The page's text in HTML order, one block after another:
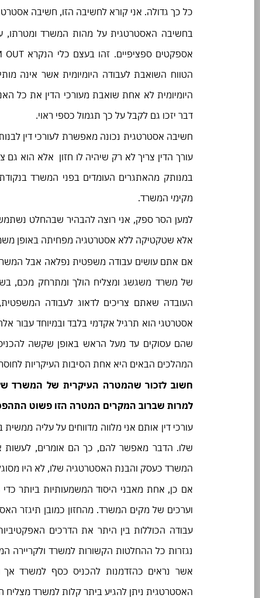
כל כך גדולה. אני קורא לחשיבה הזו, חשיבה
בחשיבה האסטרטגית על מהות המשרד ומטרתו,
הטווח השואבת לעבודה היומיומית אשר אינה
היומיומית לא אחת שואבת מעורכי הדין את כל
דבר יזכו גם לקבל על כך תגמול כספי ראוי.
חשיבה אסטרטגית נכונה מאפשרת לעורכי דין
עורך הדין צריך לא רק שיהיה לו חזון אלא הוא
במנותק מהאתגרים העומדים בפני המשרד
מקימי המשרד.
למען הסר ספק, אני רוצה להבהיר שבהחלט
אלא שטקטיקה ללא אסטרטגיה מפחיתה באופן
אם אתם עושים עבודה משפטית נפלאה אבל
של משרד משגשג ומצליח הולך ומתרחק מכם,
העובדה שאתם צריכים לדאוג לעבודה
אסטרטגי הוא תרגיל אקדמי בלבד ובמיוחד עבור
שהם עסוקים עד מעל הראש באופן שקשה
המהלכים הבאים היא אחת הסיבות העיקריות
חשוב לזכור שהמטרה העיקרית של המשרד
למרות שברוב המקרים המטרה הזו פשוט
עורכי דין אותם אני מלווה מדווחים על עליה
שלו. הדבר מאפשר להם, כך הם אומרים,
המשרד כעסק והבנת האסטרטגיה שלו, לא היו
אם כן, אחת מאבני היסוד המשמעותיות ביותר
וערכים של מקים המשרד. מהחזון כמובן תיגזר
עבודה הכוללות בין היתר את הדרכים
נגזרות כל ההחלטות הקשורות למשרד ולקריירה
אשר נראים כהזדמנות להכניס כסף למשרד
האסטרטגית ניתן להגיע ביתר קלות למשרד מצליח